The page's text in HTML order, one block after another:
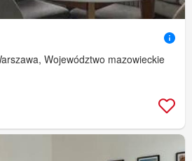
Województwo mazowieckie